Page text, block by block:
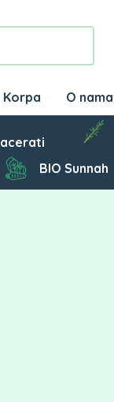
Korpa O nama
BIO Sunnah